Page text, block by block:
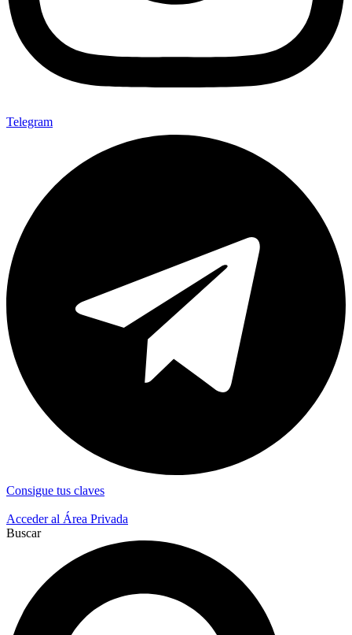
Telegram
Consigue tus claves
Acceder al Área Privada
Buscar